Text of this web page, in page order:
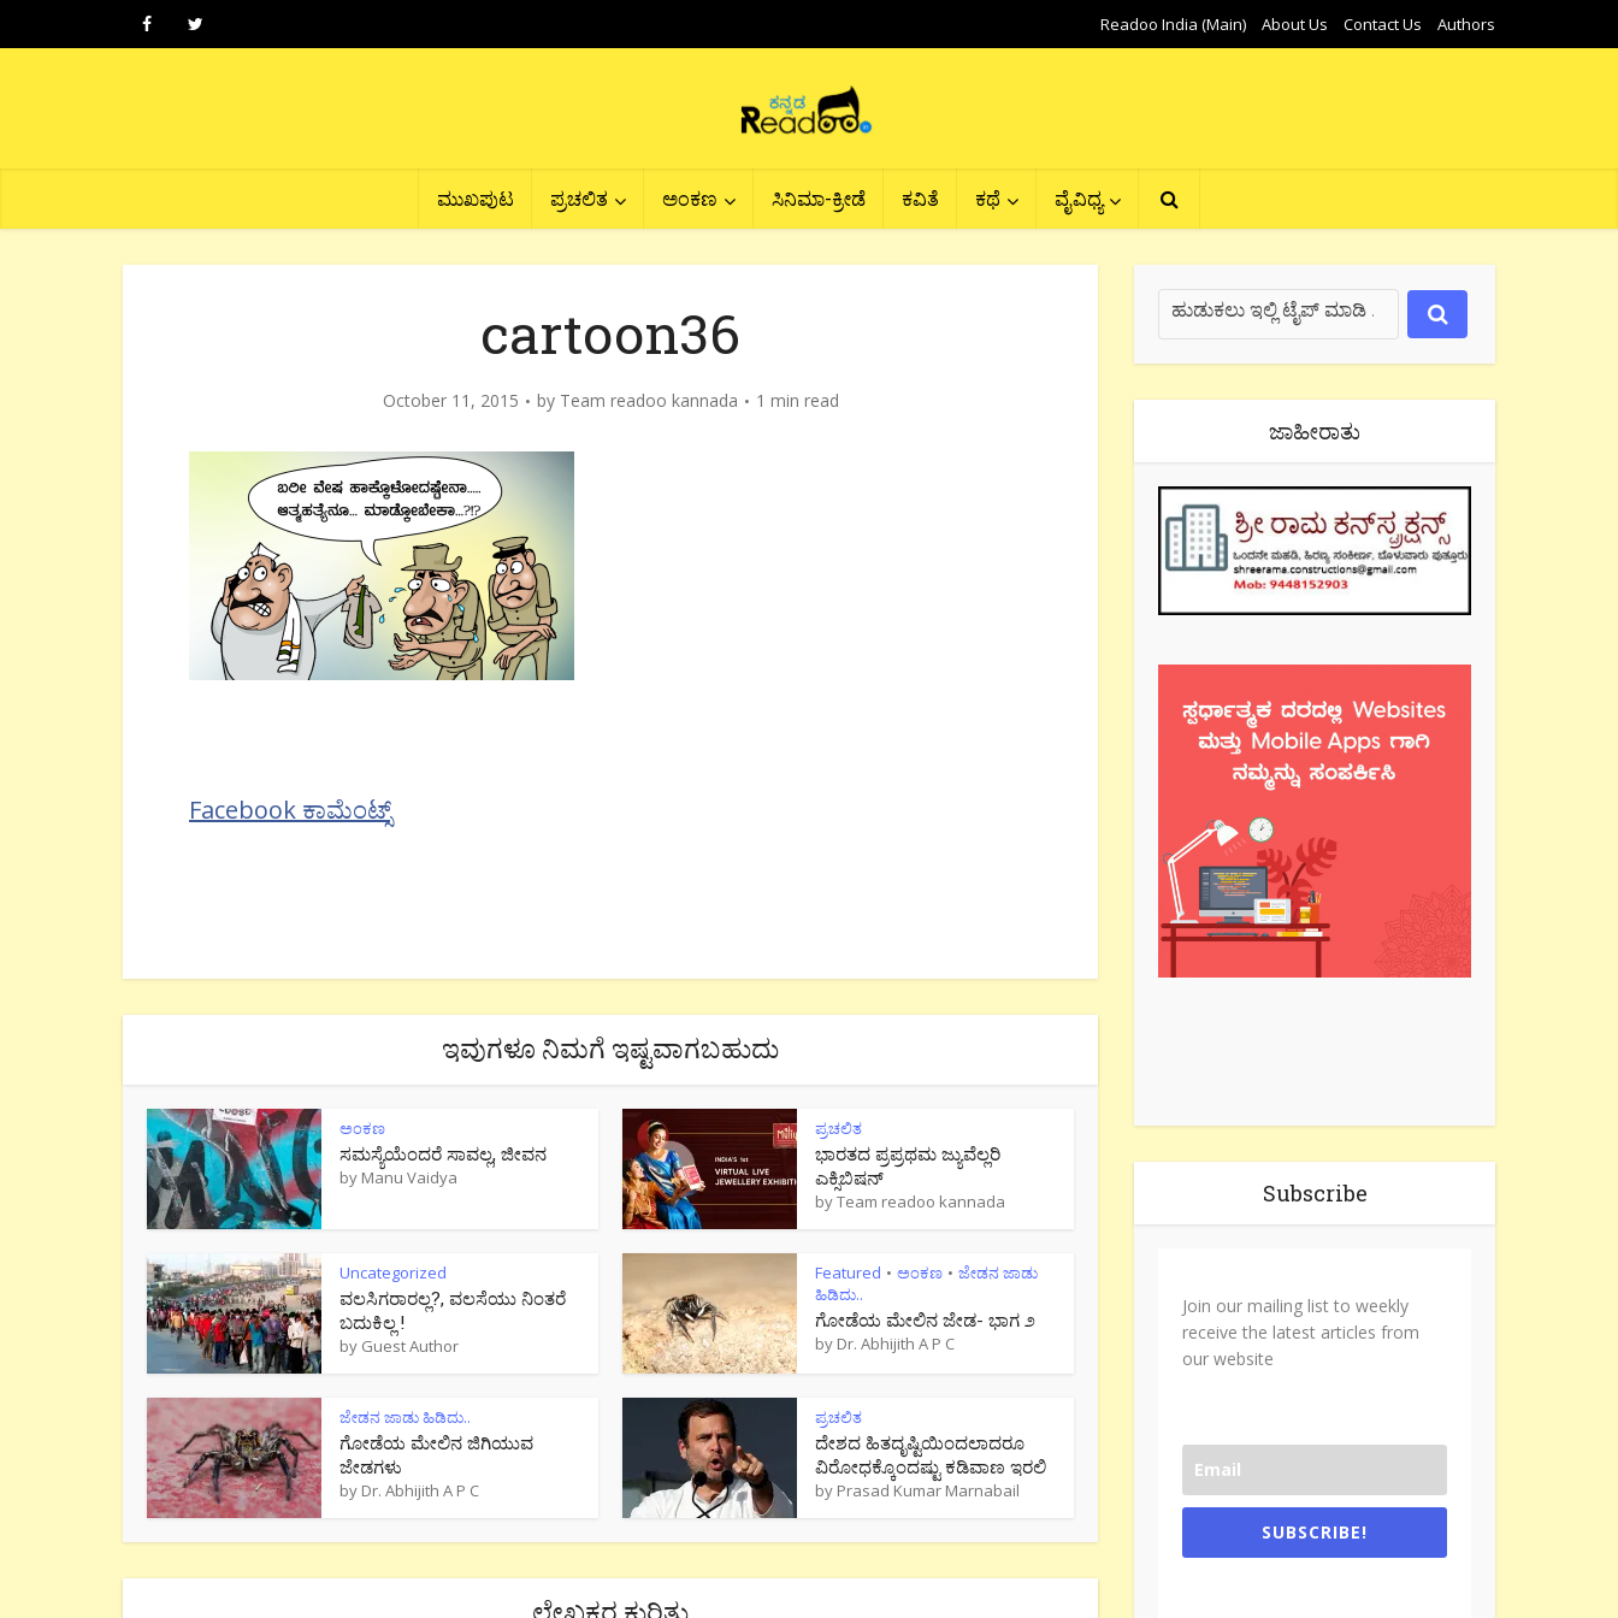
Readoo India (Main) About Us Contact Us Authors
ಮುಖಪುಟ ಪ್ರಚಲಿತ ಅಂಕಣ ಸಿನಿಮಾ-ಕ್ರೀಡೆ ಕವಿತೆ ಕಥೆ ವೈವಿಧ್ಯ
cartoon36
October 11, 2015 by Team readoo kannada 1 min read
Facebook ಕಾಮೆಂಟ್ಸ್
ಇವುಗಳೂ ನಿಮಗೆ ಇಷ್ಟವಾಗಬಹುದು
ಅಂಕಣ
ಸಮಸ್ಯೆಯೆಂದರೆ ಸಾವಲ್ಲ, ಜೀವನ
by Manu Vaidya
ಪ್ರಚಲಿತ
ಭಾರತದ ಪ್ರಪ್ರಥಮ ಜ್ಯುವೆಲ್ಲರಿ
ಎಕ್ಸಿಬಿಷನ್
byTeam readoo kannada
Uncategorized
ವಲಸಿಗರಾರಲ್ಲ?, ವಲಸೆಯು ನಿಂತರೆ
ಬದುಕಿಲ್ಲ !
by Guest Author
Featured • ಅಂಕಣ • ಜೇಡನ ಜಾಡು
ಹಿಡಿದು..
ಗೋಡೆಯ ಮೇಲಿನ ಜೇಡ- ಭಾಗ ೨
by Dr. Abhijith A P C
ಜೇಡನ ಜಾಡು ಹಿಡಿದು..
ಗೋಡೆಯ ಮೇಲಿನ ಜಿಗಿಯುವ
ಜೇಡಗಳು
by Dr. Abhijith A P C
ಪ್ರಚಲಿತ
ದೇಶದ ಹಿತದೃಷ್ಟಿಯಿಂದಲಾದರೂ
ವಿರೋಧಕ್ಕೊಂದಷ್ಟು ಕಡಿವಾಣ ಇರಲಿ
by Prasad Kumar Marnabail
ಜಾಹೀರಾತು
Subscribe
Join our mailing list to weekly
receive the latest articles from
our website
SUBSCRIBE!